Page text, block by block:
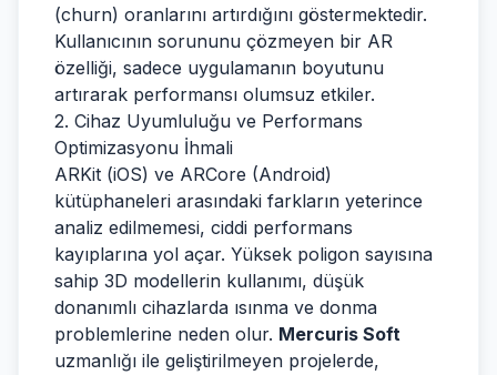
(churn) oranlarını artırdığını göstermektedir.
Kullanıcının sorununu çözmeyen bir AR
özelliği, sadece uygulamanın boyutunu
artırarak performansı olumsuz etkiler.
2. Cihaz Uyumluluğu ve Performans
Optimizasyonu İhmali
ARKit (iOS) ve ARCore (Android)
kütüphaneleri arasındaki farkların yeterince
analiz edilmemesi, ciddi performans
kayıplarına yol açar. Yüksek poligon sayısına
sahip 3D modellerin kullanımı, düşük
donanımlı cihazlarda ısınma ve donma
problemlerine neden olur. Mercuris Soft
uzmanlığı ile geliştirilmeyen projelerde,